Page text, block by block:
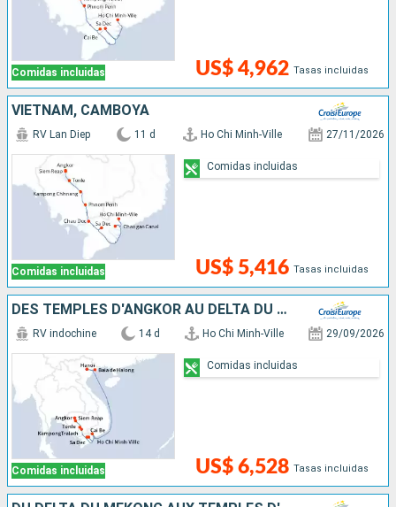
Comidas incluidas US$ 4,962 Tasas incluidas
VIETNAM, CAMBOYA
Comidas incluidas
RV Lan Diep 11 d Ho Chi Minh-Ville 27/11/2026
US$ 5,416 Tasas incluidas
Comidas incluidas
DES TEMPLES D'ANGKOR AU DELTA DU MÉKONG, HANOÏ ET LA BAIE D'ALONG (FORMULE PORT/PORT)
Comidas incluidas
RV indochine 14 d Ho Chi Minh-Ville 29/09/2026
US$ 6,528 Tasas incluidas
Comidas incluidas